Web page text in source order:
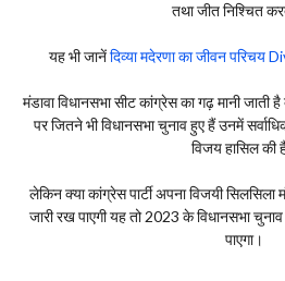
तथा जीत निश्चित
यह भी जानेंदिव्या मदेरणा का जीवन
मंडावा विधानसभा सीट कांग्रेस का गढ़ मानी
पर जितने भी विधानसभा चुनाव हुए हैं उनमें
विजय हासिल की
लेकिन क्या कांग्रेस पार्टी अपना विजयी सिलसिला
जारी रख पाएगी यह तो 2023 के विधानसभा
पाएगा।